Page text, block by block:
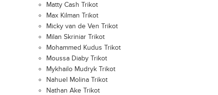
Matty Cash Trikot
Max Kilman Trikot
Micky van de Ven Trikot
Milan Skriniar Trikot
Mohammed Kudus Trikot
Moussa Diaby Trikot
Mykhailo Mudryk Trikot
Nahuel Molina Trikot
Nathan Ake Trikot